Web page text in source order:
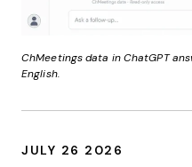
ChMeetings data in ChatGPT
English.
JULY 26 2026